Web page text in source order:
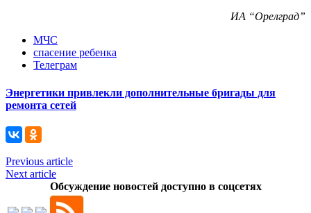
ИА “Орелград”
МЧС
спасение ребенка
Телеграм
Энергетики привлекли дополнительные бригады для
ремонта сетей
Previous article
Next article
Обсуждение новостей доступно в соцсетях